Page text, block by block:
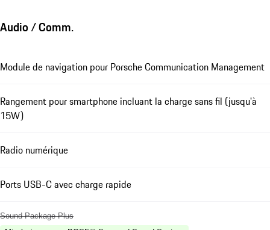
Audio / Comm.
Module de navigation pour Porsche Communication Management
Rangement pour smartphone incluant la charge sans fil (jusqu'à
15W)
Radio numérique
Ports USB-C avec charge rapide
Sound Package Plus